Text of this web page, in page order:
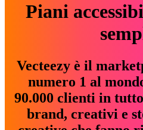
Piani
Vecteezy è il
numero 1 al
90.000 clienti in
brand, creativi e